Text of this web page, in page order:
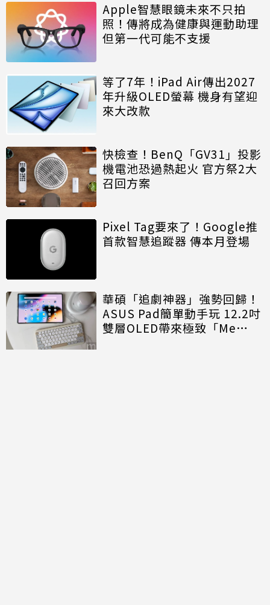
Apple智慧眼鏡未來不只拍
照！傳將成為健康與運動助理
但第一代可能不支援
等了7年！iPad Air傳出2027
年升級OLED螢幕 機身有望迎
來大改款
快檢查！BenQ「GV31」投影
機電池恐過熱起火 官方祭2大
召回方案
Pixel Tag要來了！Google推
首款智慧追蹤器 傳本月登場
華碩「追劇神器」強勢回歸！
ASUS Pad簡單動手玩 12.2吋
雙層OLED帶來極致「Me